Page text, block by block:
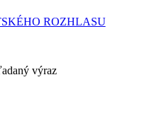
ROZHLASU
výraz